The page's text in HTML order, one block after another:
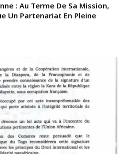
: Au Terme De Sa Mission,
Un Partenariat En Pleine